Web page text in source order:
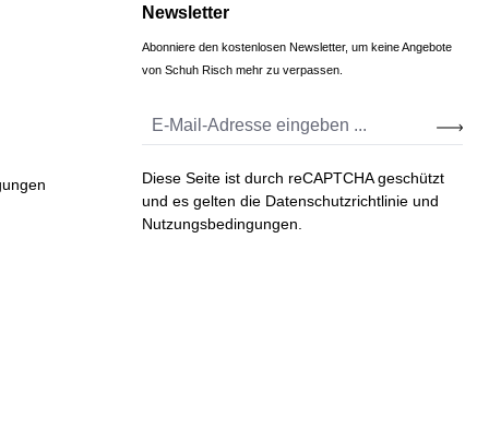
Newsletter
Abonniere den kostenlosen Newsletter, um keine Angebote
von Schuh Risch mehr zu verpassen.
Diese Seite ist durch reCAPTCHA geschützt
und es gelten die Datenschutzrichtlinie und
Nutzungsbedingungen